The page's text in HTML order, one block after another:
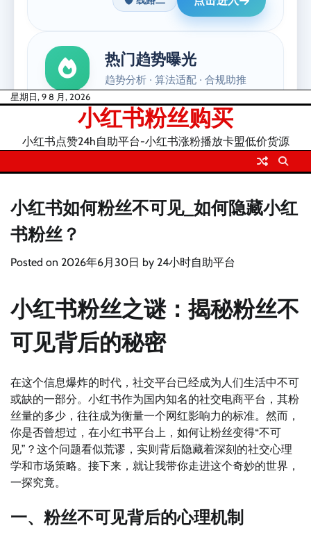
Skip星期日, 9 8 月, 2026
小红书粉丝购买
小红书点赞24h自助平台-小红书涨粉播放卡盟低价货源
小红书如何粉丝不可见_如何隐藏小红
书粉丝？
Posted on 2026年6月30日 by 24小时自助平台
小红书粉丝之谜：揭秘粉丝不
可见背后的秘密
在这个信息爆炸的时代，社交平台已经成为人们生活中不可
或缺的一部分。小红书作为国内知名的社交电商平台，其粉
丝量的多少，往往成为衡量一个网红影响力的标准。然而，
你是否曾想过，在小红书平台上，如何让粉丝变得“不可
见”？这个问题看似荒谬，实则背后隐藏着深刻的社交心理
学和市场策略。接下来，就让我带你走进这个奇妙的世界，
一探究竟。
一、粉丝不可见背后的心理机制